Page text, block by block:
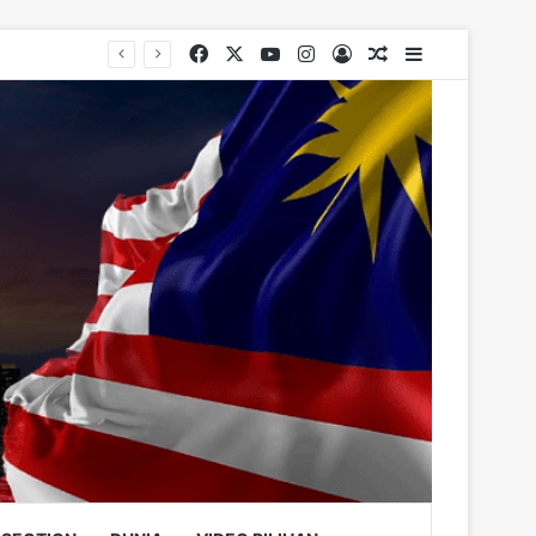
Facebook YouTubeInstagram
Log InRandom Article